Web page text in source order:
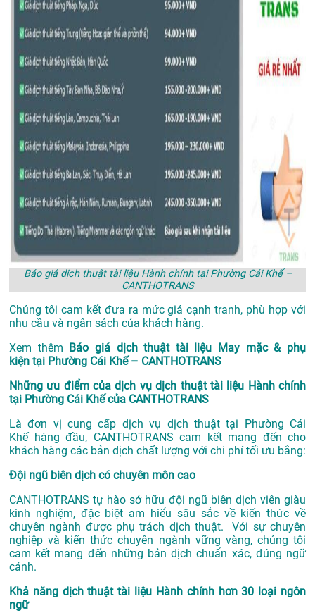
Báo giá dịch thuật tài liệu Hành chính tại Phường Cái Khế –
CANTHOTRANS
Chúng tôi cam kết đưa ra mức giá cạnh tranh, phù hợp với
nhu cầu và ngân sách của khách hàng.
Xem thêm
Báo giá dịch thuật tài liệu May mặc & phụ
kiện tại Phường Cái Khế – CANTHOTRANS
Những ưu điểm của dịch vụ dịch thuật tài liệu Hành chính
tại Phường Cái Khế của CANTHOTRANS
Là đơn vị cung cấp dịch vụ dịch thuật tại Phường Cái
Khếhàng đầu, CANTHOTRANS cam kết mang đến cho
khách hàng các bản dịch chất lượng với chi phí tối ưu bằng:
Đội ngũ biên dịch có chuyên môn cao
CANTHOTRANS tự hào sở hữu đội ngũ biên dịch viên giàu
kinh nghiệm, đặc biệt am hiểu sâu sắc về kiến thức về
chuyên ngành được phụ trách dịch thuật. Với sự chuyên
nghiệp và kiến thức chuyên ngành vững vàng, chúng tôi
cam kết mang đến những bản dịch chuẩn xác, đúng ngữ
cảnh.
Khả năng dịch thuật tài liệu Hành chính hơn 30 loại ngôn
ngữ